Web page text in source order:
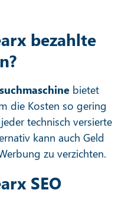
bezahlte
bietet
die Kosten so gering
technisch versierte
kann auch Geld
zu verzichten.
SEO